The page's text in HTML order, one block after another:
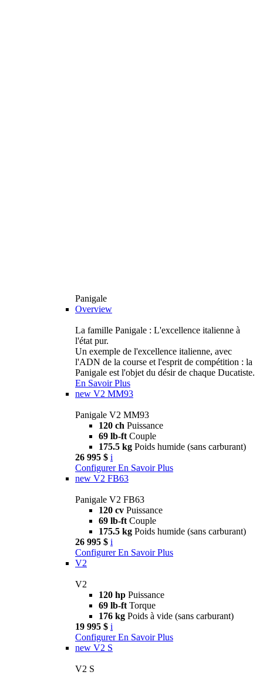
Panigale
Overview
La famille Panigale : L'excellence italienne à
l'état pur.
Un exemple de l'excellence italienne, avec
l'ADN de la course et l'esprit de compétition : la
Panigale est l'objet du désir de chaque Ducatiste.
En Savoir Plus
new V2 MM93
Panigale V2 MM93
120 ch Puissance
69 lb-ft Couple
175.5 kg Poids humide (sans carburant)
26 995 $ i
Configurer En Savoir Plus
new V2 FB63
Panigale V2 FB63
120 cv Puissance
69 lb-ft Couple
175.5 kg Poids humide (sans carburant)
26 995 $ i
Configurer En Savoir Plus
V2
V2
120 hp Puissance
69 lb-ft Torque
176 kg Poids à vide (sans carburant)
19 995 $ i
Configurer En Savoir Plus
new V2 S
V2 S